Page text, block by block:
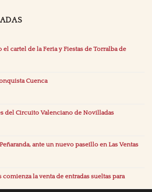
el cartel de la Feria y Fiestas de Torralba de
Cuenca
del Circuito Valenciano de Novilladas
ante un nuevo paseíllo en Las Ventas
comienza la venta de entradas sueltas para